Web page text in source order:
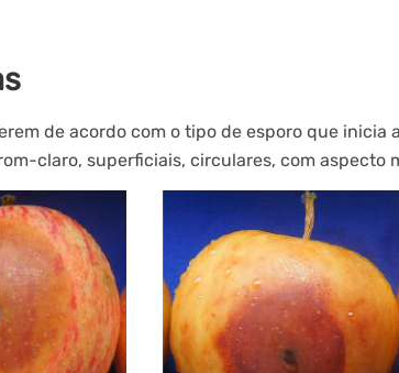
de acordo com o tipo de esporo que inicia
claro, superficiais, circulares, com aspecto